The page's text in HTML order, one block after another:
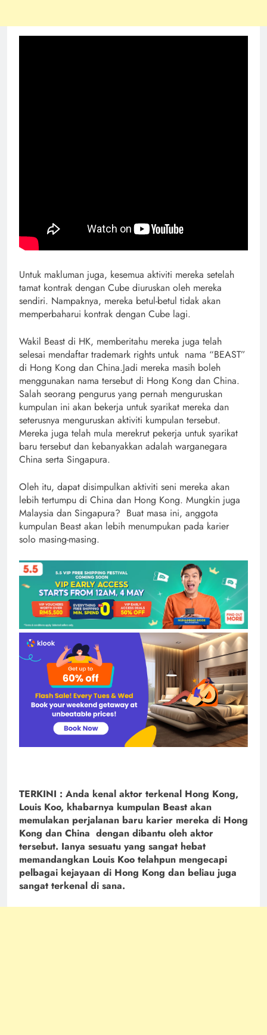
Untuk makluman juga, kesemua aktiviti mereka setelah
tamat kontrak dengan Cube diuruskan oleh mereka
sendiri. Nampaknya, mereka betul-betul tidak akan
memperbaharui kontrak dengan Cube lagi.
Wakil Beast di HK, memberitahu mereka juga telah
selesai mendaftar trademark rights untuk nama “BEAST”
di Hong Kong dan China.Jadi mereka masih boleh
menggunakan nama tersebut di Hong Kong dan China.
Salah seorang pengurus yang pernah menguruskan
kumpulan ini akan bekerja untuk syarikat mereka dan
seterusnya menguruskan aktiviti kumpulan tersebut.
Mereka juga telah mula merekrut pekerja untuk syarikat
baru tersebut dan kebanyakkan adalah warganegara
China serta Singapura.
Oleh itu, dapat disimpulkan aktiviti seni mereka akan
lebih tertumpu di China dan Hong Kong. Mungkin juga
Malaysia dan Singapura? Buat masa ini, anggota
kumpulan Beast akan lebih menumpukan pada karier
solo masing-masing.
TERKINI : Anda kenal aktor terkenal Hong Kong,
Louis Koo, khabarnya kumpulan Beast akan
memulakan perjalanan baru karier mereka di Hong
Kong dan China dengan dibantu oleh aktor
tersebut. Ianya sesuatu yang sangat hebat
memandangkan Louis Koo telahpun mengecapi
pelbagai kejayaan di Hong Kong dan beliau juga
sangat terkenal di sana.